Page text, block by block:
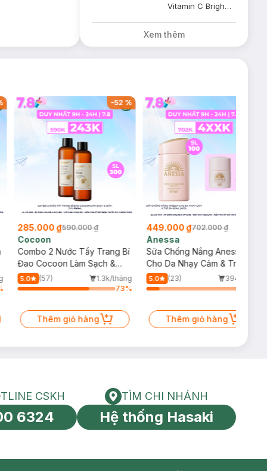
Vitamin C Brightening Serum Glow & Radiance + Hyaluronic Deep Moisture Serum
Xem thêm
-52 %
285.000 ₫590.000 ₫
Cocoon
Combo 2 Nước Tẩy Trang Bí
Đao Cocoon Làm Sạch &
Giảm Dầu 500ml
5.0 (57)
1.3k/tháng
73%
Thêm giỏ hàng
449.000 ₫702.000 ₫
Anessa
Sữa Chống Nắng Anessa
Cho Da Nhạy Cảm & Trẻ Em
60ml (Mới)
5.0 (23)
394/tháng
Thêm giỏ hàng
toàn cầu
HOTLINE CSKH
CSKH
6324
Tìm chi nhánh
TÌM CHI NHÁNH
Hệ thống Hasaki